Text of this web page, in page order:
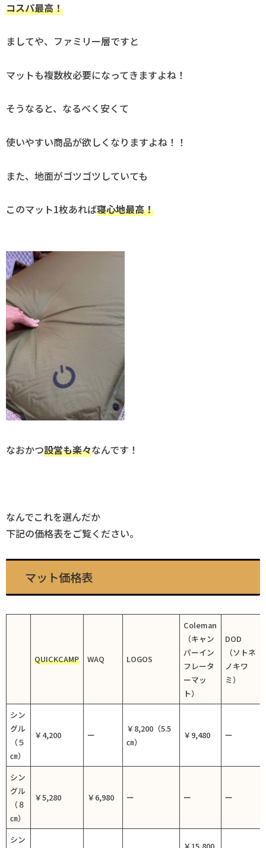
コスパ最高！
ましてや、ファミリー層ですと
マットも複数枚必要になってきますよね！
そうなると、なるべく安くて
使いやすい商品が欲しくなりますよね！！
また、地面がゴツゴツしていても
このマット1枚あれば寝心地最高！
なおかつ設営も楽々なんです！
なんでこれを選んだか
下記の価格表をご覧ください。
マット価格表
QUICKCAMP WAQ LOGOS
Coleman
（キャン
パーイン
フレータ
ーマッ
ト）
DOD
（ソトネ
ノキワ
ミ）
シン
グル
（５
㎝）
￥4,200 ー
￥8,200（5.5
㎝）
￥9,480 ー
シン
グル
（８
㎝）
￥5,280 ￥6,980 ー ー ー
シン